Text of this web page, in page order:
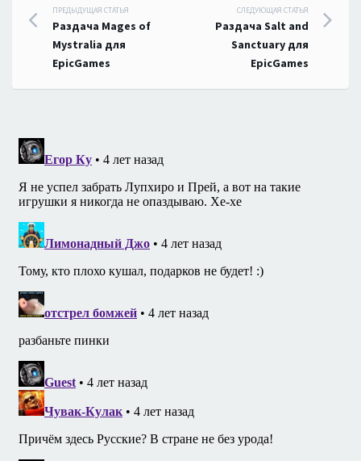
Навигация
по
записям
ПРЕДЫДУЩАЯ СТАТЬЯ
Раздача Mages of
Mystralia для
EpicGames
СЛЕДУЮЩАЯ СТАТЬЯ
Раздача Salt and
Sanctuary для
EpicGames